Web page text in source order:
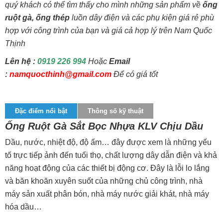
quý khách có thể tìm thấy cho mình những sản phẩm về ống
ruột gà, ống thép luồn dây điện và các phụ kiện giá rẻ phù
hợp với công trình của bạn và giá cả hợp lý trên Nam Quốc
Thịnh
Lên hệ : 0919 226 994 Hoặc Email
: namquocthinh@gmail.com Để có giá tốt
Đặc điểm nổi bật Thông số kỹ thuật
Ống Ruột Gà Sắt Bọc Nhựa KLV Chịu Dầu
Dầu, nước, nhiệt độ, độ ẩm… đây được xem là những yếu
tố trực tiếp ảnh đến tuổi thọ, chất lượng dây dẫn điện và khả
năng hoạt động của các thiết bị động cơ. Đây là lỗi lo lắng
và băn khoăn xuyên suốt của những chủ công trình, nhà
máy sản xuất phân bón, nhà máy nước giải khát, nhà máy
hóa dầu…